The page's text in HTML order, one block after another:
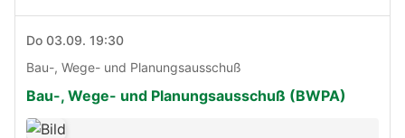
Do 03.09. 19:30
Bau-, Wege- und Planungsausschuß
Bau-, Wege- und Planungsausschuß (BWPA)